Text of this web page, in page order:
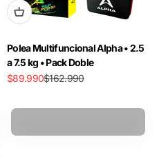
Polea Multifuncional Alpha • 2.5
a 7.5 kg • Pack Doble
Precio de oferta
$89.990Precio normal
$162.990